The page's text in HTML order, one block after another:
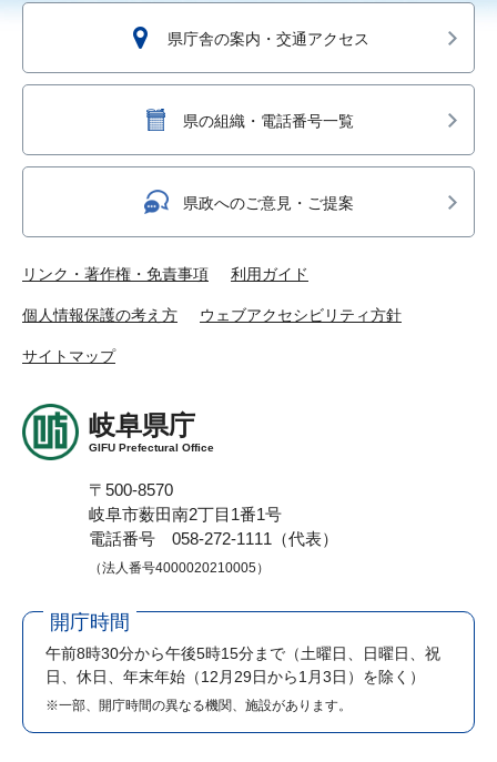
県庁舎の案内・交通アクセス
県の組織・電話番号一覧
県政へのご意見・ご提案
リンク・著作権・免責事項 利用ガイド
個人情報保護の考え方 ウェブアクセシビリティ方針
サイトマップ
岐阜県庁
GIFU Prefectural Office
〒500-8570
岐阜市薮田南2丁目1番1号
電話番号 058-272-1111（代表）
（法人番号4000020210005）
開庁時間
午前8時30分から午後5時15分まで （土曜日、日曜日、祝
日、休日、年末年始（12月29日から1月3日）を除く）
※一部、開庁時間の異なる機関、施設があります。